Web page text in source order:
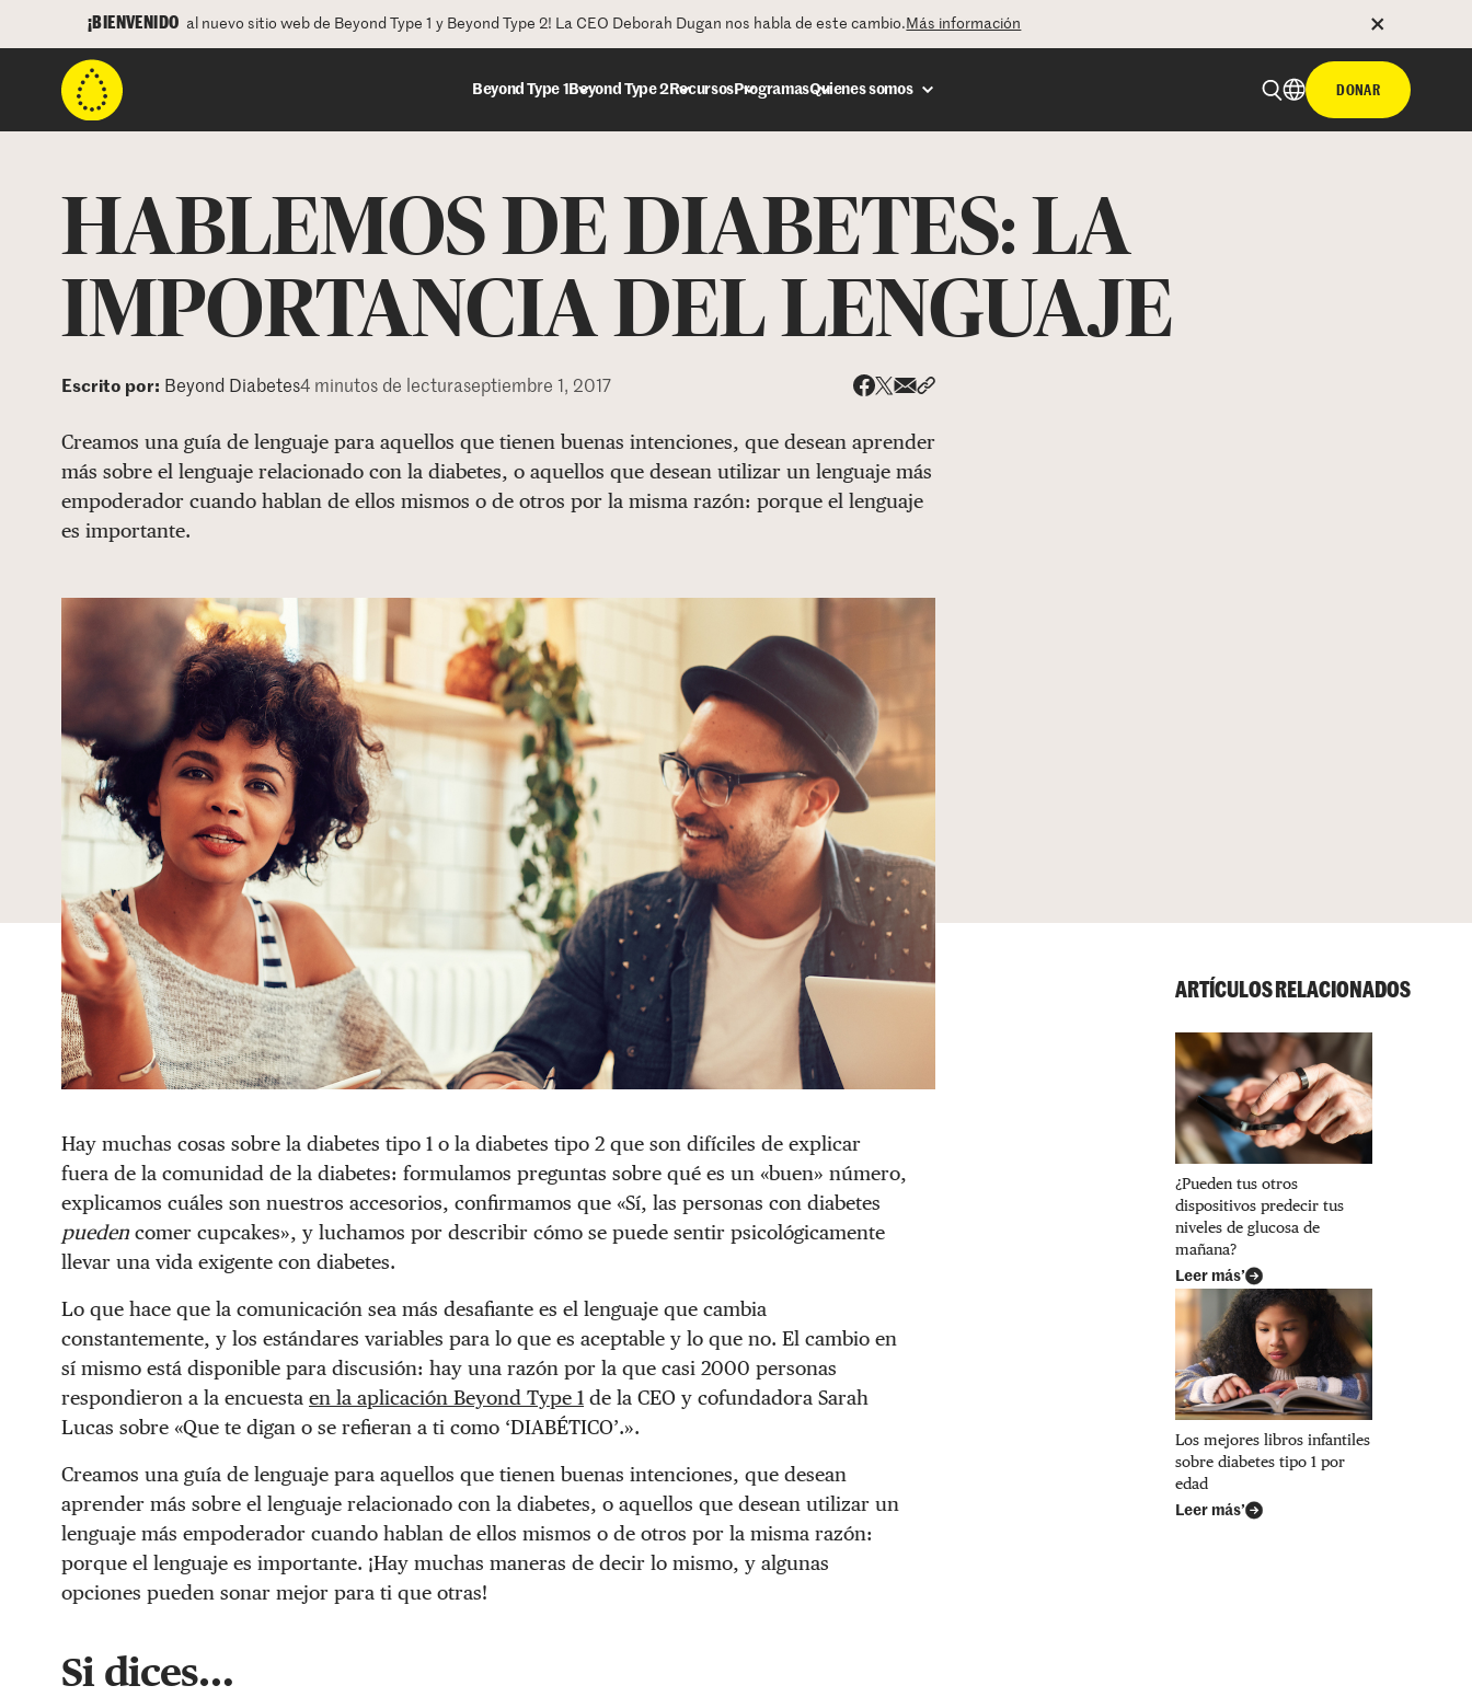
¡BIENVENIDO al nuevo sitio web de Beyond Type 1 y Beyond Type 2! La CEO Deborah Dugan nos habla de este cambio. Más información
Beyond Type 1 Beyond Type 2Recursos ProgramasQuienes somos DONAR
HABLEMOS DE DIABETES: LA
IMPORTANCIA DEL LENGUAJE
Escrito por: Beyond Diabetes4 minutos de lecturaseptiembre 1, 2017
Creamos una guía de lenguaje para aquellos que tienen buenas intenciones, que desean aprender
más sobre el lenguaje relacionado con la diabetes, o aquellos que desean utilizar un lenguaje más
empoderador cuando hablan de ellos mismos o de otros por la misma razón: porque el lenguaje
es importante.
Hay muchas cosas sobre la diabetes tipo 1 o la diabetes tipo 2 que son difíciles de explicar
fuera de la comunidad de la diabetes: formulamos preguntas sobre qué es un «buen» número,
explicamos cuáles son nuestros accesorios, confirmamos que «Sí, las personas con diabetes
puedencomer cupcakes», y luchamos por describir cómo se puede sentir psicológicamente
llevar una vida exigente con diabetes.
Lo que hace que la comunicación sea más desafiante es el lenguaje que cambia
constantemente, y los estándares variables para lo que es aceptable y lo que no. El cambio en
sí mismo está disponible para discusión: hay una razón por la que casi 2000 personas
respondieron a la encuesta en la aplicación Beyond Type 1 de la CEO y cofundadora Sarah
Lucas sobre «Que te digan o se refieran a ti como ‘DIABÉTICO’.».
Creamos una guía de lenguaje para aquellos que tienen buenas intenciones, que desean
aprender más sobre el lenguaje relacionado con la diabetes, o aquellos que desean utilizar un
lenguaje más empoderador cuando hablan de ellos mismos o de otros por la misma razón:
porque el lenguaje es importante. ¡Hay muchas maneras de decir lo mismo, y algunas
opciones pueden sonar mejor para ti que otras!
Si dices…
ARTÍCULOS RELACIONADOS
¿Pueden tus otros
dispositivos predecir tus
niveles de glucosa de
mañana?
Leer más’
Los mejores libros infantiles
sobre diabetes tipo 1 por
edad
Leer más’